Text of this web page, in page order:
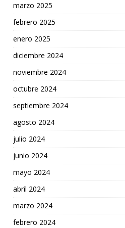
marzo 2025
febrero 2025
enero 2025
diciembre 2024
noviembre 2024
octubre 2024
septiembre 2024
agosto 2024
julio 2024
junio 2024
mayo 2024
abril 2024
marzo 2024
febrero 2024